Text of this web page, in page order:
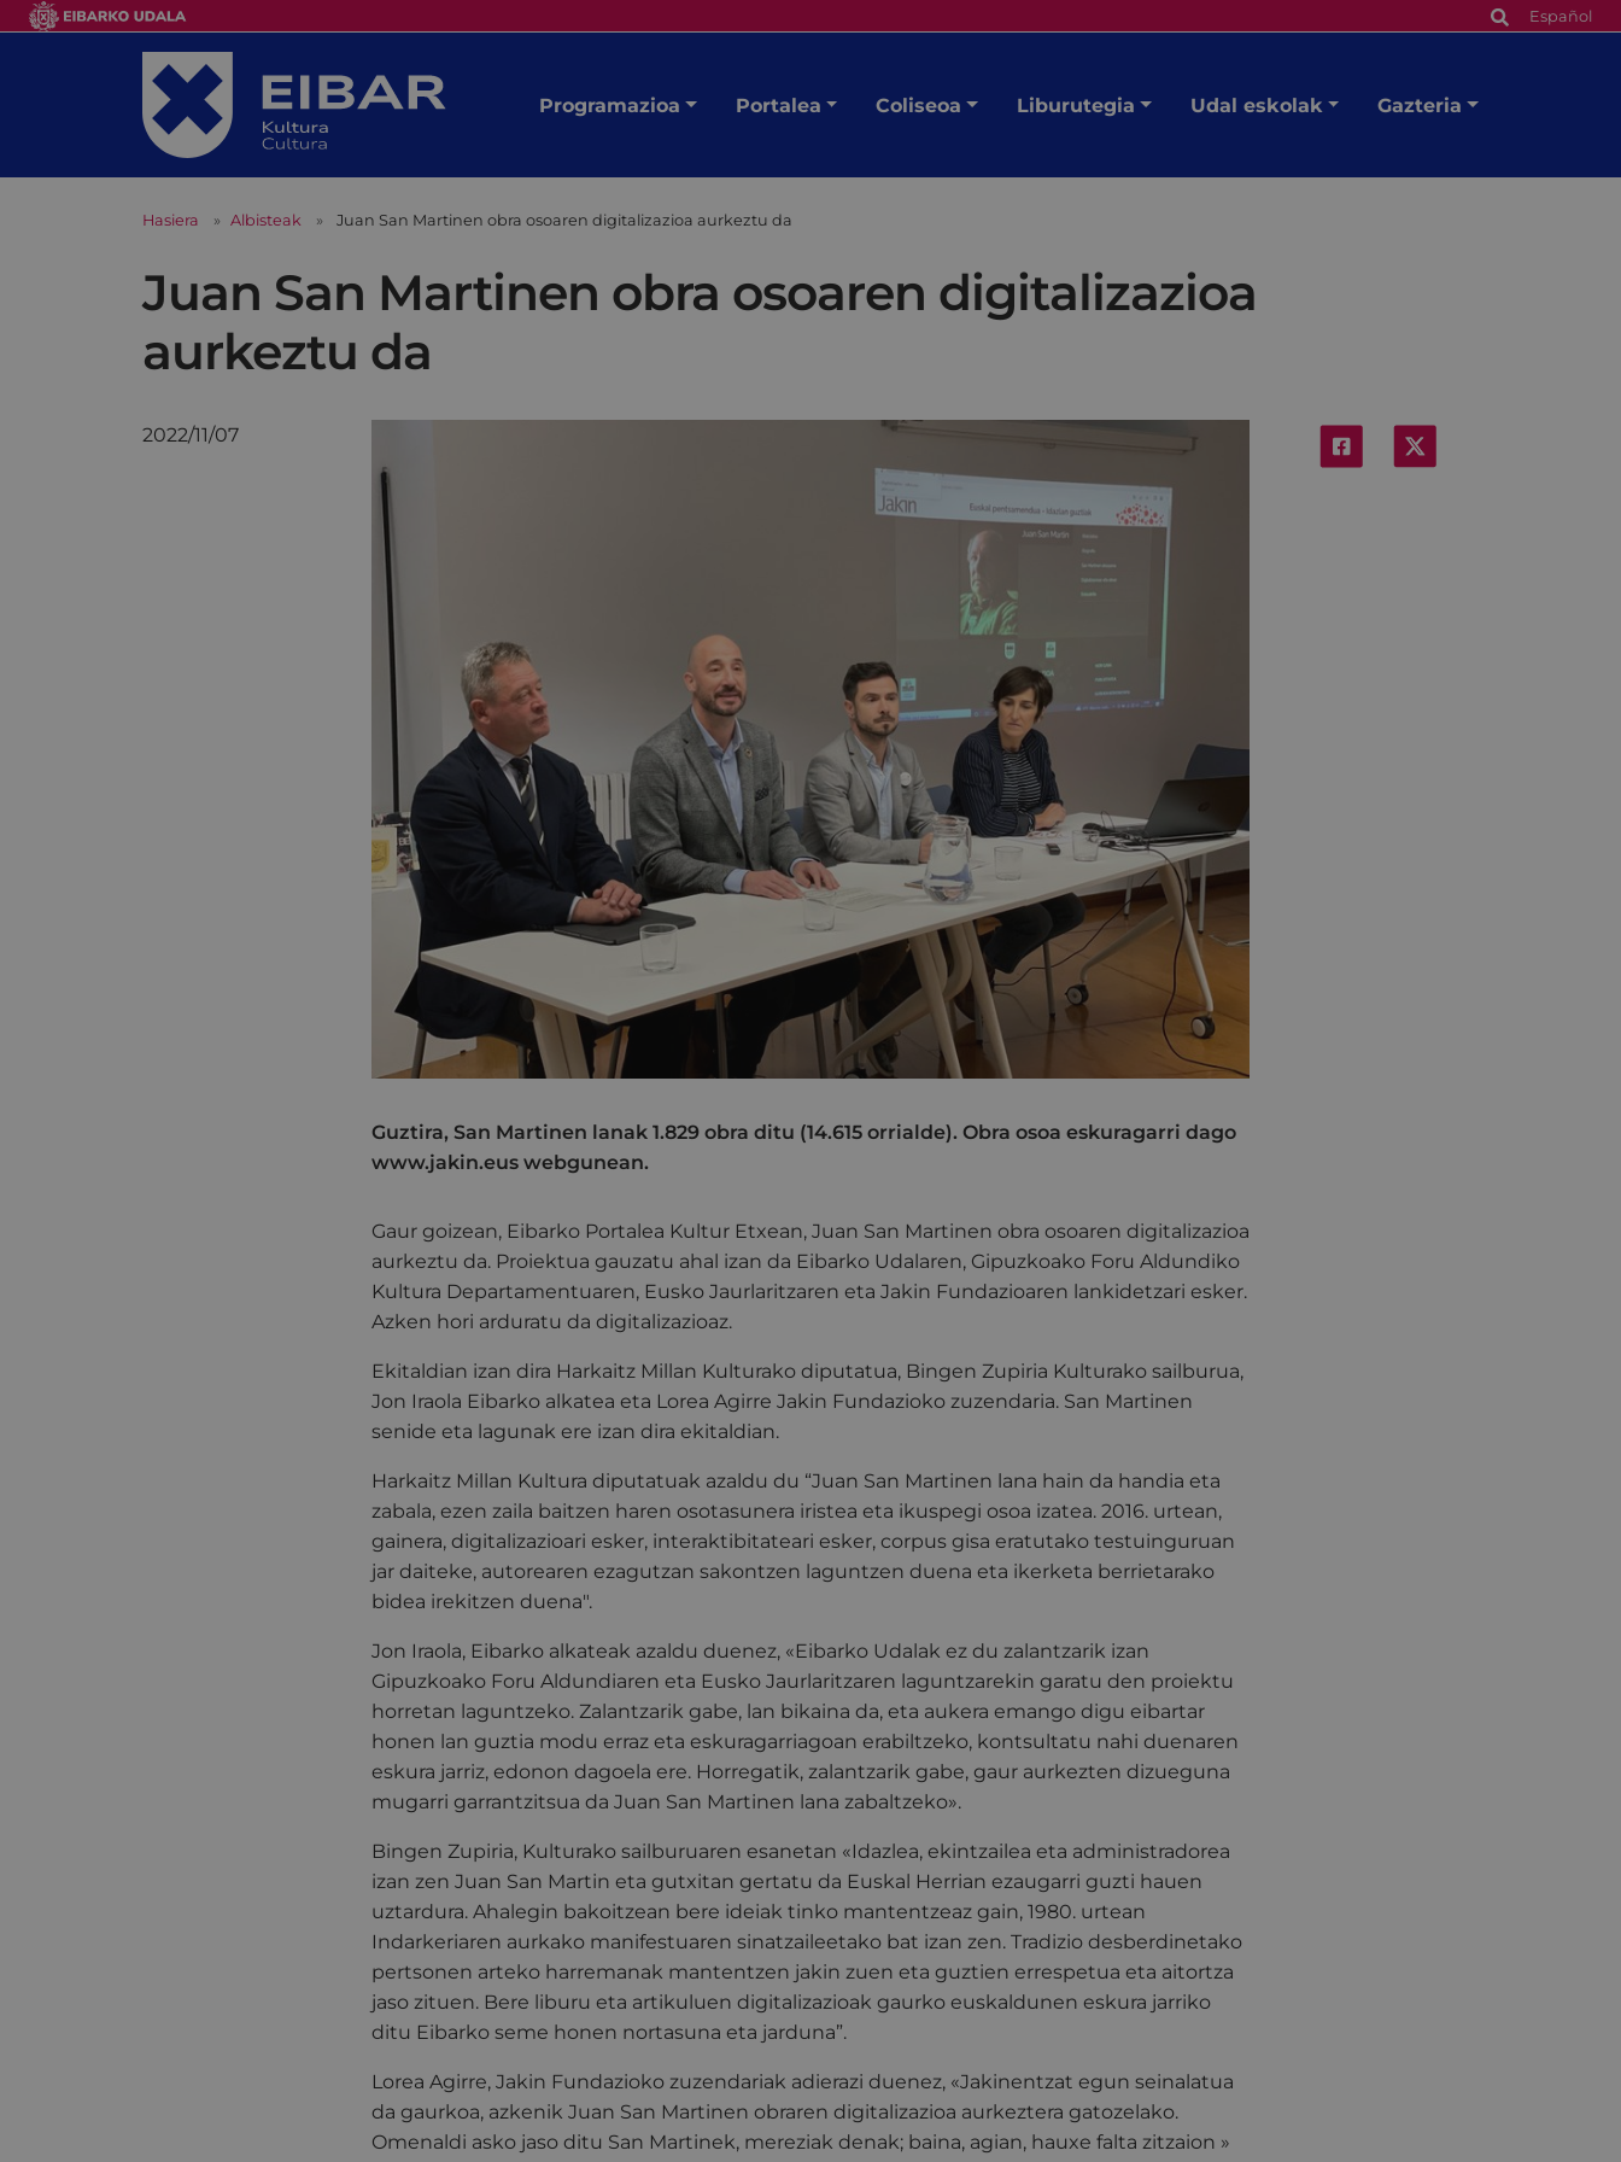
Español
Programazioa Portalea Coliseoa Liburutegia Udal eskolak Gazteria
Hasiera Albisteak Juan San Martinen obra osoaren digitalizazioa aurkeztu da
Juan San Martinen obra osoaren digitalizazioa
aurkeztu da
2022/11/07
Guztira, San Martinen lanak 1.829 obra ditu (14.615 orrialde). Obra osoa eskuragarri dago
www.jakin.eus webgunean.
Gaur goizean, Eibarko Portalea Kultur Etxean, Juan San Martinen obra osoaren digitalizazioa
aurkeztu da. Proiektua gauzatu ahal izan da Eibarko Udalaren, Gipuzkoako Foru Aldundiko
Kultura Departamentuaren, Eusko Jaurlaritzaren eta Jakin Fundazioaren lankidetzari esker.
Azken hori arduratu da digitalizazioaz.
Ekitaldian izan dira Harkaitz Millan Kulturako diputatua, Bingen Zupiria Kulturako sailburua,
Jon Iraola Eibarko alkatea eta Lorea Agirre Jakin Fundazioko zuzendaria. San Martinen
senide eta lagunak ere izan dira ekitaldian.
Harkaitz Millan Kultura diputatuak azaldu du “Juan San Martinen lana hain da handia eta
zabala, ezen zaila baitzen haren osotasunera iristea eta ikuspegi osoa izatea. 2016. urtean,
gainera, digitalizazioari esker, interaktibitateari esker, corpus gisa eratutako testuinguruan
jar daiteke, autorearen ezagutzan sakontzen laguntzen duena eta ikerketa berrietarako
bidea irekitzen duena".
Jon Iraola, Eibarko alkateak azaldu duenez, «Eibarko Udalak ez du zalantzarik izan
Gipuzkoako Foru Aldundiaren eta Eusko Jaurlaritzaren laguntzarekin garatu den proiektu
horretan laguntzeko. Zalantzarik gabe, lan bikaina da, eta aukera emango digu eibartar
honen lan guztia modu erraz eta eskuragarriagoan erabiltzeko, kontsultatu nahi duenaren
eskura jarriz, edonon dagoela ere. Horregatik, zalantzarik gabe, gaur aurkezten dizueguna
mugarri garrantzitsua da Juan San Martinen lana zabaltzeko».
Bingen Zupiria, Kulturako sailburuaren esanetan «Idazlea, ekintzailea eta administradorea
izan zen Juan San Martin eta gutxitan gertatu da Euskal Herrian ezaugarri guzti hauen
uztardura. Ahalegin bakoitzean bere ideiak tinko mantentzeaz gain, 1980. urtean
Indarkeriaren aurkako manifestuaren sinatzaileetako bat izan zen. Tradizio desberdinetako
pertsonen arteko harremanak mantentzen jakin zuen eta guztien errespetua eta aitortza
jaso zituen. Bere liburu eta artikuluen digitalizazioak gaurko euskaldunen eskura jarriko
ditu Eibarko seme honen nortasuna eta jarduna”.
Lorea Agirre, Jakin Fundazioko zuzendariak adierazi duenez, «Jakinentzat egun seinalatua
da gaurkoa, azkenik Juan San Martinen obraren digitalizazioa aurkeztera gatozelako.
Omenaldi asko jaso ditu San Martinek, mereziak denak; baina, agian, hauxe falta zitzaion »